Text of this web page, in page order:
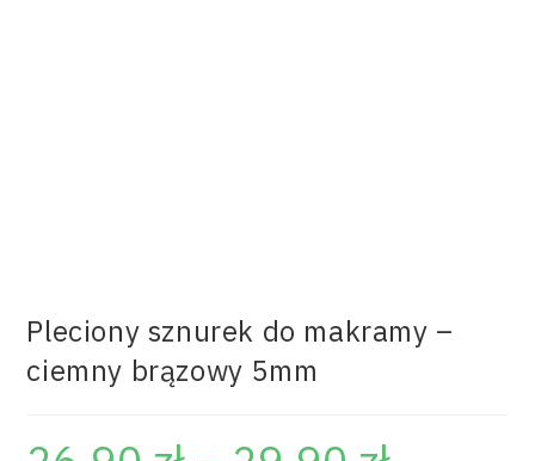
Pleciony sznurek do makramy –
ciemny brązowy 5mm